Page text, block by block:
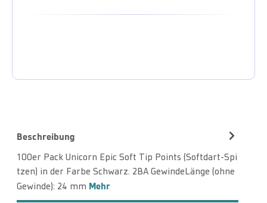
Beschreibung
100er Pack Unicorn Epic Soft Tip Points (Softdart-Spi
tzen) in der Farbe Schwarz. 2BA GewindeLänge (ohne
Gewinde): 24 mm Mehr